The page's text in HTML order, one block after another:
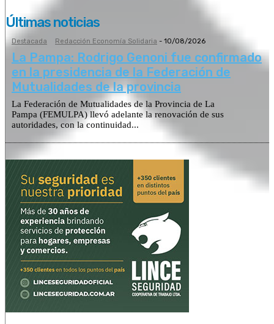
Últimas noticias
Destacada Redacción Economía Solidaria - 10/08/2026
La Pampa: Rodrigo Genoni fue confirmado
en la presidencia de la Federación de
Mutualidades de la provincia
La Federación de Mutualidades de la Provincia de La
Pampa (FEMULPA) llevó adelante la renovación de sus
autoridades, con la continuidad...